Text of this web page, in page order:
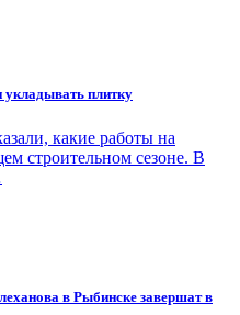
укладывать плитку
какие работы на
строительном сезоне. В
в Рыбинске завершат в